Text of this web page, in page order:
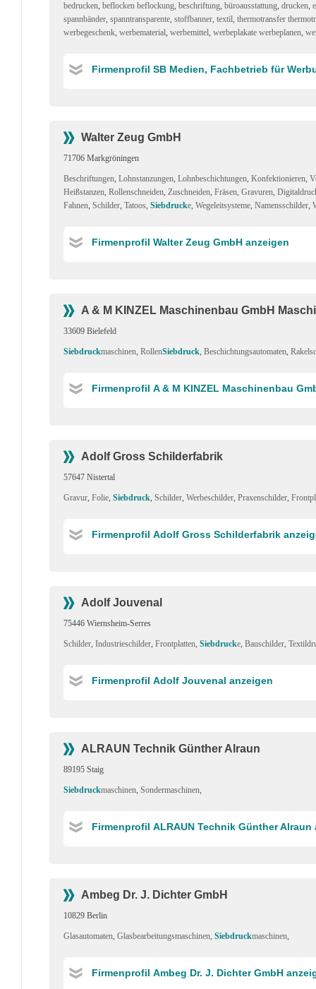
bedrucken, beflocken beflockung, beschriftung, büroausstattung, drucken,
spannbänder, spanntransparente, stoffbanner, textil, thermotransfer
werbegeschenk, werbematerial, werbemittel, werbeplakate werbeplanen,
Firmenprofil SB Medien, Fachbetrieb für
Walter Zeug GmbH
71706 Markgröningen
Beschriftungen, Lohnstanzungen, Lohnbeschichtungen, Konfektionieren,
Heißstanzen, Rollenschneiden, Zuschneiden, Fräsen, Gravuren,
Fahnen, Schilder, Tatoos, Siebdrucke, Wegeleitsysteme, Namensschilder,
Firmenprofil Walter Zeug GmbH anzeigen
A & M KINZEL Maschinenbau GmbH
33609 Bielefeld
Siebdruckmaschinen, RollenSiebdruck, Beschichtungsautomaten,
Firmenprofil A & M KINZEL Maschinenbau
Adolf Gross Schilderfabrik
57647 Nistertal
Gravur, Folie, Siebdruck, Schilder, Werbeschilder, Praxenschilder,
Firmenprofil Adolf Gross Schilderfabrik
Adolf Jouvenal
75446 Wiernsheim-Serres
Schilder, Industrieschilder, Frontplatten, Siebdrucke, Bauschilder,
Firmenprofil Adolf Jouvenal anzeigen
ALRAUN Technik Günther Alraun
89195 Staig
Siebdruckmaschinen, Sondermaschinen,
Firmenprofil ALRAUN Technik Günther Alraun
Ambeg Dr. J. Dichter GmbH
10829 Berlin
Glasautomaten, Glasbearbeitungsmaschinen, Siebdruckmaschinen,
Firmenprofil Ambeg Dr. J. Dichter GmbH